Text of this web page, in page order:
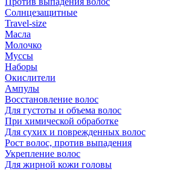
Солнцезащитные
Travel-size
Масла
Молочко
Муссы
Наборы
Окислители
Ампулы
Восстановление волос
Для густоты и объема волос
При химической обработке
Для сухих и поврежденных волос
Рост волос, против выпадения
Укрепление волос
Для жирной кожи головы